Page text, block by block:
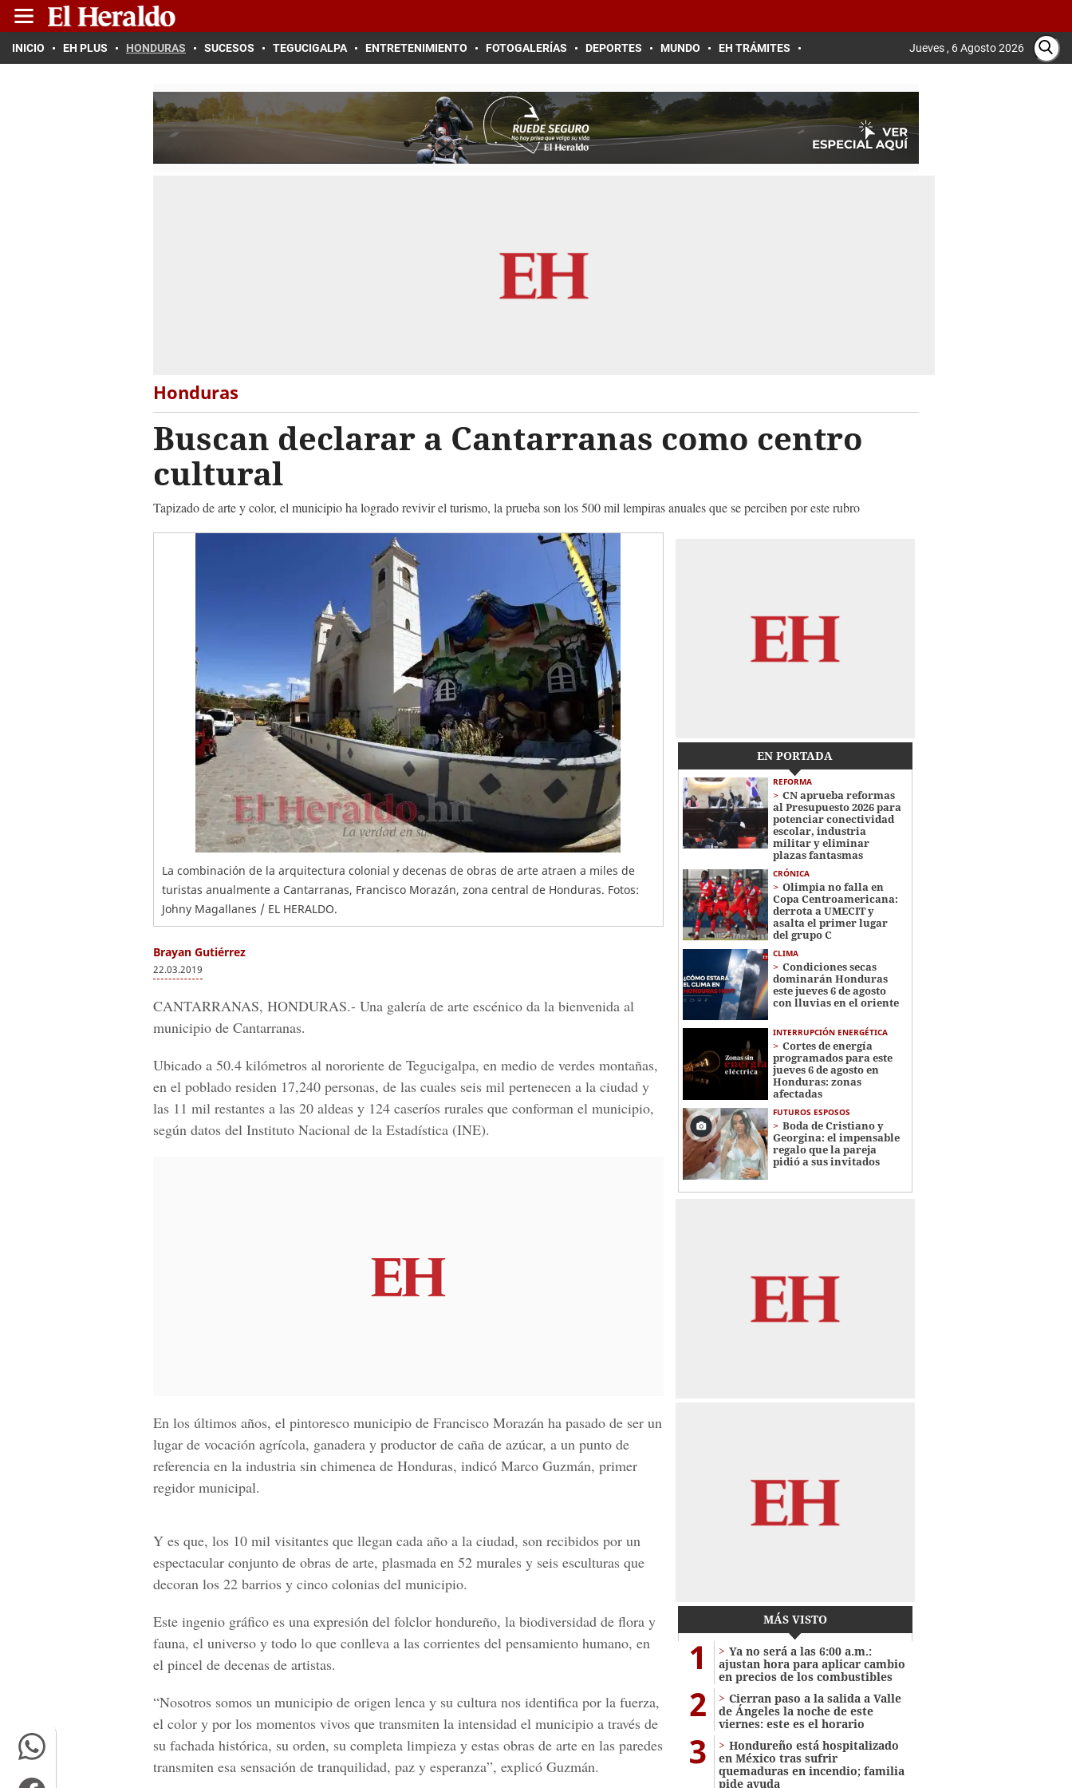
INICIO EH PLUS HONDURAS SUCESOS TEGUCIGALPA ENTRETENIMIENTO FOTOGALERÍAS DEPORTES MUNDO EH TRÁMITES Jueves , 6 Agosto 2026
Honduras
Buscan declarar a Cantarranas como centro
cultural
Tapizado de arte y color, el municipio ha logrado revivir el turismo, la prueba son los 500 mil lempiras anuales que se perciben por este rubro
La combinación de la arquitectura colonial y decenas de obras de arte atraen a miles de
turistas anualmente a Cantarranas, Francisco Morazán, zona central de Honduras. Fotos:
Johny Magallanes / EL HERALDO.
Brayan Gutiérrez
22.03.2019
CANTARRANAS, HONDURAS.- Una galería de arte escénico da la bienvenida al
municipio de Cantarranas.
Ubicado a 50.4 kilómetros al nororiente de Tegucigalpa, en medio de verdes montañas,
en el poblado residen 17,240 personas, de las cuales seis mil pertenecen a la ciudad y
las 11 mil restantes a las 20 aldeas y 124 caseríos rurales que conforman el municipio,
según datos del Instituto Nacional de la Estadística (INE).
En los últimos años, el pintoresco municipio de Francisco Morazán ha pasado de ser un
lugar de vocación agrícola, ganadera y productor de caña de azúcar, a un punto de
referencia en la industria sin chimenea de Honduras, indicó Marco Guzmán, primer
regidor municipal.
Y es que, los 10 mil visitantes que llegan cada año a la ciudad, son recibidos por un
espectacular conjunto de obras de arte, plasmada en 52 murales y seis esculturas que
decoran los 22 barrios y cinco colonias del municipio.
Este ingenio gráfico es una expresión del folclor hondureño, la biodiversidad de flora y
fauna, el universo y todo lo que conlleva a las corrientes del pensamiento humano, en
el pincel de decenas de artistas.
“Nosotros somos un municipio de origen lenca y su cultura nos identifica por la fuerza,
el color y por los momentos vivos que transmiten la intensidad el municipio a través de
su fachada histórica, su orden, su completa limpieza y estas obras de arte en las paredes
transmiten esa sensación de tranquilidad, paz y esperanza”, explicó Guzmán.
EN PORTADA
REFORMA
CN aprueba reformas
al Presupuesto 2026 para
potenciar conectividad
escolar, industria
militar y eliminar
plazas fantasmas
CRÓNICA
Olimpia no falla en
Copa Centroamericana:
derrota a UMECIT y
asalta el primer lugar
del grupo C
CLIMA
Condiciones secas
dominarán Honduras
este jueves 6 de agosto
con lluvias en el oriente
INTERRUPCIÓN ENERGÉTICA
Cortes de energía
programados para este
jueves 6 de agosto en
Honduras: zonas
afectadas
FUTUROS ESPOSOS
Boda de Cristiano y
Georgina: el impensable
regalo que la pareja
pidió a sus invitados
MÁS VISTO
1
Ya no será a las 6:00 a.m.:
ajustan hora para aplicar cambio
en precios de los combustibles
2
Cierran paso a la salida a Valle
de Ángeles la noche de este
viernes: este es el horario
3
Hondureño está hospitalizado
en México tras sufrir
quemaduras en incendio; familia
pide ayuda